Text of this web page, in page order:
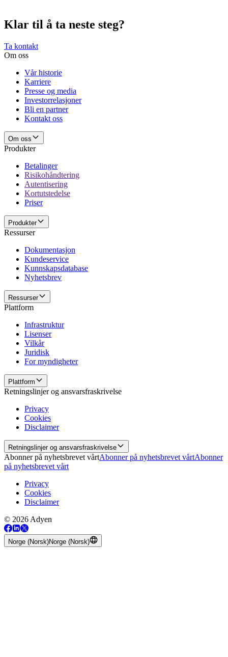
Klar til å ta neste steg?
Ta kontakt
Om oss
Vår historie
Karriere
Presse og media
Investorrelasjoner
Bli en partner
Kontakt oss
Om oss
Produkter
Betalinger
Risikohåndtering
Autentisering
Kortutstedelse
Priser
Produkter
Ressurser
Dokumentasjon
Kundeservice
Kunnskapsdatabase
Nyhetsbrev
Ressurser
Plattform
Infrastruktur
Lisenser
Vilkår
Juridisk
For myndigheter
Plattform
Retningslinjer og ansvarsfraskrivelse
Privacy
Cookies
Disclaimer
Retningslinjer og ansvarsfraskrivelse
Abonner på nyhetsbrevet vårtAbonner på nyhetsbrevet vårtAbonner
på nyhetsbrevet vårt
Privacy
Cookies
Disclaimer
© 2026 Adyen
Norge (Norsk)Norge (Norsk)